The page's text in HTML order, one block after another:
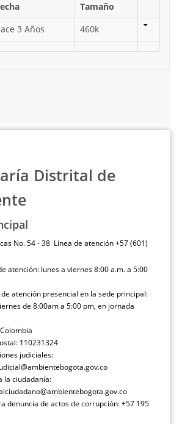
Tamaño
3 Años 460k
Distrital de
No. 54 - 38 Línea de atención +57 (601)
atención: lunes a viernes 8:00 a.m. a 5:00
atención presencial en la sede principal:
de 8:00am a 5:00 pm, en jornada
110231324
judiciales:
la ciudadanía:
denuncia de actos de corrupción: +57 195